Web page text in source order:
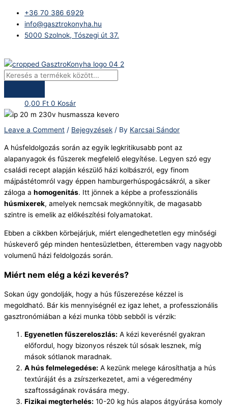
content
+36 70 386 6929
info@gasztrokonyha.hu
5000 Szolnok, Tószegi út 37.
search
0,00 Ft 0 Kosár
Leave a Comment / Bejegyzések / By Karcsai Sándor
A húsfeldolgozás során az egyik legkritikusabb pont az
alapanyagok és fűszerek megfelelő elegyítése. Legyen szó egy
családi recept alapján készülő házi kolbászról, egy finom
májpástétomról vagy éppen hamburgerhúspogácsákról, a siker
záloga a homogenitás. Itt jönnek a képbe a professzionális
húsmixerek, amelyek nemcsak megkönnyítik, de magasabb
szintre is emelik az előkészítési folyamatokat.
Ebben a cikkben körbejárjuk, miért elengedhetetlen egy minőségi
húskeverő gép minden hentesüzletben, étteremben vagy nagyobb
volumenű házi feldolgozás során.
Miért nem elég a kézi keverés?
Sokan úgy gondolják, hogy a hús fűszerezése kézzel is
megoldható. Bár kis mennyiségnél ez igaz lehet, a professzionális
gasztronómiában a kézi munka több sebből is vérzik:
Egyenetlen fűszereloszlás: A kézi keverésnél gyakran
előfordul, hogy bizonyos részek túl sósak lesznek, míg
mások sótlanok maradnak.
A hús felmelegedése: A kezünk melege károsíthatja a hús
textúráját és a zsírszerkezetet, ami a végeredmény
szaftosságának rovására megy.
Fizikai megterhelés: 10-20 kg hús alapos átgyúrása komoly